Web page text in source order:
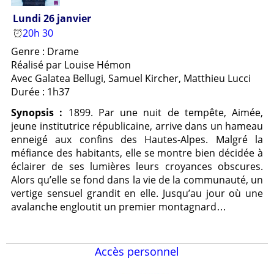
Lundi 26 janvier
20h 30
Genre : Drame
Réalisé par Louise Hémon
Avec Galatea Bellugi, Samuel Kircher, Matthieu Lucci
Durée : 1h37
Synopsis : 1899. Par une nuit de tempête, Aimée,
jeune institutrice républicaine, arrive dans un hameau
enneigé aux confins des Hautes-Alpes. Malgré la
méfiance des habitants, elle se montre bien décidée à
éclairer de ses lumières leurs croyances obscures.
Alors qu’elle se fond dans la vie de la communauté, un
vertige sensuel grandit en elle. Jusqu’au jour où une
avalanche engloutit un premier montagnard…
Accès personnel